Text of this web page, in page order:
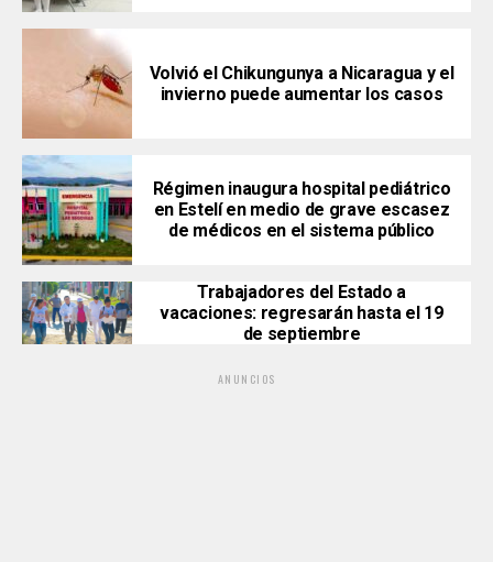
Volvió el Chikungunya a Nicaragua y el
invierno puede aumentar los casos
Régimen inaugura hospital pediátrico
en Estelí en medio de grave escasez
de médicos en el sistema público
Trabajadores del Estado a
vacaciones: regresarán hasta el 19
de septiembre
ANUNCIOS